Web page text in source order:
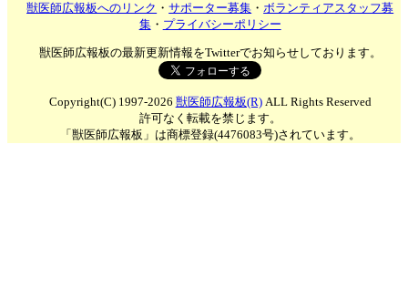
獣医師広報板へのリンク ・サポーター募集 ・ボランティアスタッフ募
集・ プライバシーポリシー
獣医師広報板の最新更新情報をTwitterでお知らせしております。
Copyright(C) 1997-2026 獣医師広報板(R)ALL Rights Reserved
許可なく転載を禁じます。
「獣医師広報板」は商標登録(4476083号)されています。